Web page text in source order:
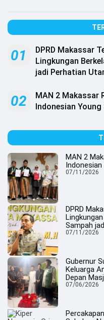
01
DPRD Makassar
Lingkungan
jadi Perhatian
02
MAN 2 Makassar
Indonesian
MAN 2
07/11/2026
DPRD
Sampah
07/11/2026
Gubernur
Keluarga
Depan
07/06/2026